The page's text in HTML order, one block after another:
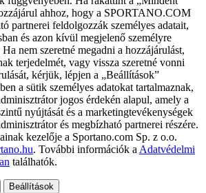
ahhoz, hogy a SPORTANO.COM
partnerei feldolgozzák személyes adatait,
és azon kívül megjelenő személyre
nem szeretné megadni a hozzájárulást,
terjedelmét, vagy vissza szeretné vonni
kérjük, lépjen a „Beállítások”
a sütik személyes adatokat tartalmaznak,
jogos érdekén alapul, amely a
nyújtását és a marketingtevékenységek
és megbízható partnerei részére.
kezelője a Sportano.com Sp. z o.o.
. További információk a Adatvédelmi
találhatók.
Beállítások